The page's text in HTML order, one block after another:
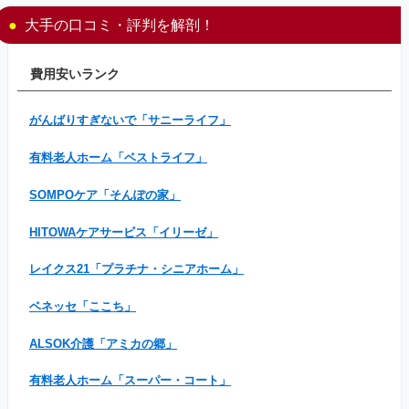
大手の口コミ・評判を解剖！
費用安いランク
がんばりすぎないで「サニーライフ」
有料老人ホーム「ベストライフ」
SOMPOケア「そんぽの家」
HITOWAケアサービス「イリーゼ」
レイクス21「プラチナ・シニアホーム」
ベネッセ「ここち」
ALSOK介護「アミカの郷」
有料老人ホーム「スーパー・コート」